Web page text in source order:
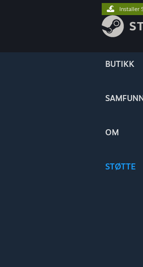
BUTIKK
OM
STØTTE
Installer